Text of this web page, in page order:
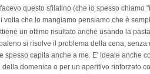
questo sfilatino (che io spesso chiamo
volta che lo mangiamo pensiamo che è
un ottimo risultato anche usando la
si risolve il problema della cena,
spesso capita anche a me. E' ideale anche
domenica o per un aperitivo rinforzato